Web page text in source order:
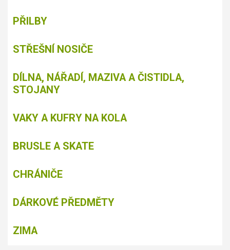
PŘILBY
STŘEŠNÍ NOSIČE
DÍLNA, NÁŘADÍ, MAZIVA A ČISTIDLA,
STOJANY
VAKY A KUFRY NA KOLA
BRUSLE A SKATE
CHRÁNIČE
DÁRKOVÉ PŘEDMĚTY
ZIMA